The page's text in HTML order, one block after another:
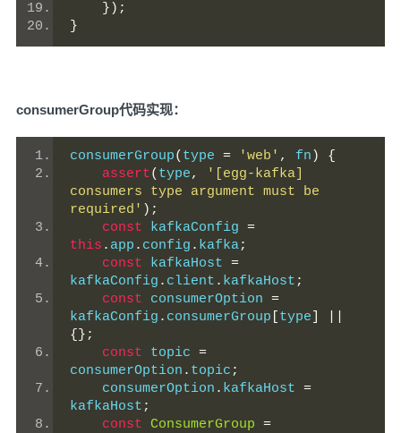
});
}
consumerGroup代码实现：
consumerGroup( type = 'web' , fn )
{
assert( type,
'[egg-kafka]
consumers type argument must be
required' );
const kafkaConfig =
this . app . config . kafka;
const kafkaHost =
kafkaConfig . client . kafkaHost ;
const consumerOption =
kafkaConfig . consumerGroup type
{};
const topic =
consumerOption . topic ;
    consumerOption
. kafkaHost =
kafkaHost ;
const ConsumerGroup =